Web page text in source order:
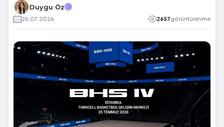
Duygu Öz
26.07.2026 2657görüntülenme